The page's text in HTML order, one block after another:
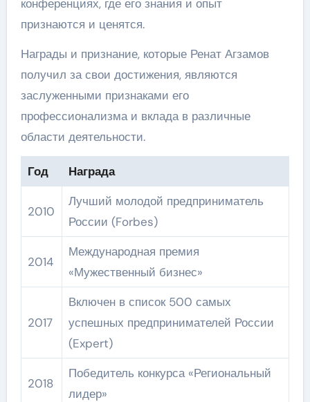
конференциях, где его знания и опыт
признаются и ценятся.
Награды и признание, которые Ренат Агзамов
получил за свои достижения, являются
заслуженными признаками его
профессионализма и вклада в различные
области деятельности.
Год Награда
2010
Лучший молодой предприниматель
России (Forbes)
2014
Международная премия
«Мужественный бизнес»
2017
Включен в список 500 самых
успешных предпринимателей России
(Expert)
2018
Победитель конкурса «Региональный
лидер»